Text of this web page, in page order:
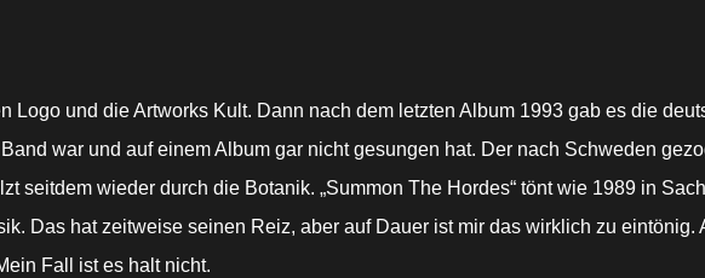
Logo und die Artworks Kult. Dann nach dem letzten Album 1993 gab es die
war und auf einem Album gar nicht gesungen hat. Der nach Schweden
seitdem wieder durch die Botanik. „Summon The Hordes“ tönt wie 1989 in
Das hat zeitweise seinen Reiz, aber auf Dauer ist mir das wirklich zu eintönig.
Fall ist es halt nicht.